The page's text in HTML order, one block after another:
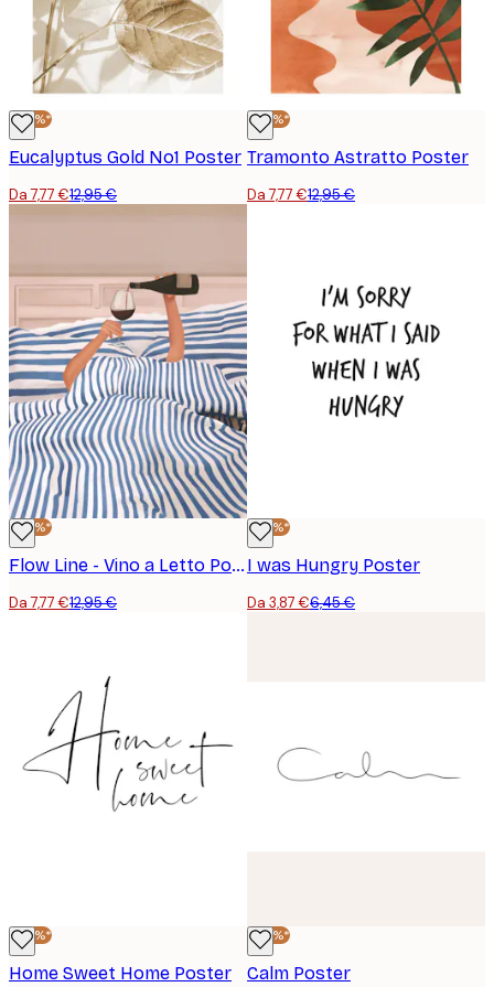
-40%*
Eucalyptus Gold No1 Poster
Da 7,77 €12,95 €
-40%*
Tramonto Astratto Poster
Da 7,77 €12,95 €
-40%*
Flow Line - Vino a Letto Poster
Da 7,77 €12,95 €
-40%*
I was Hungry Poster
Da 3,87 €6,45 €
-40%*
Home Sweet Home Poster
-40%*
Calm Poster